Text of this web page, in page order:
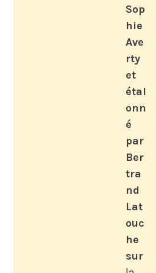
Sop
hie
Ave
rty
et
étal
onn
é
par
Ber
tra
nd
Lat
ouc
he
sur